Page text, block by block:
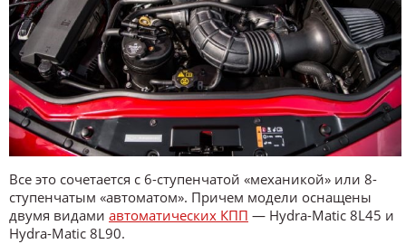
Все это сочетается с 6-ступенчатой «механикой» или 8-
ступенчатым «автоматом». Причем модели оснащены
двумя видами автоматических КПП — Hydra-Matic 8L45 и
Hydra-Matic 8L90.